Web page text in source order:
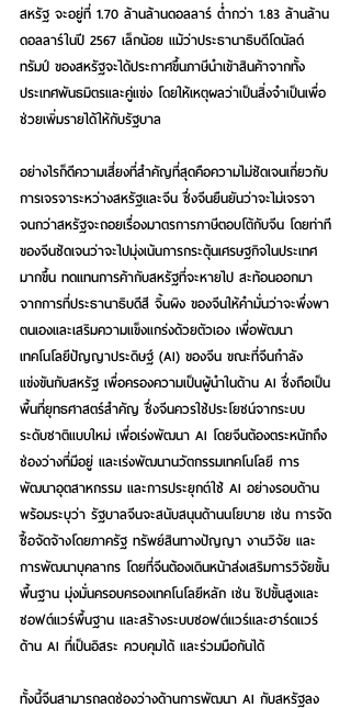
สหรัฐ จะอยู่ที่ 1.70 ล้านล้านดอลลาร์ ต่ำกว่า 1.83 ล้านล้าน
ดอลลาร์ในปี 2567 เล็กน้อย แม้ว่าประธานาธิบดีโดนัลด์
ทรัมป์ ของสหรัฐจะได้ประกาศขึ้นภาษีนำเข้าสินค้าจากทั้ง
ประเทศพันธมิตรและคู่แข่ง โดยให้เหตุผลว่าเป็นสิ่งจำเป็นเพื่อ
ช่วยเพิ่มรายได้ให้กับรัฐบาล
อย่างไรก็ดีความเสี่ยงที่สำคัญที่สุดคือความไม่ชัดเจนเกี่ยวกับ
การเจรจาระหว่างสหรัฐและจีน ซึ่งจีนยืนยันว่าจะไม่เจรจา
จนกว่าสหรัฐจะถอยเรื่องมาตรการภาษีตอบโต้กับจีน โดยท่าที
ของจีนชัดเจนว่าจะไปมุ่งเน้นการกระตุ้นเศรษฐกิจในประเทศ
มากขึ้น ทดแทนการค้ากับสหรัฐที่จะหายไป สะท้อนออกมา
จากการที่ประธานาธิบดีสี จิ้นผิง ของจีนให้คำมั่นว่าจะพึ่งพา
ตนเองและเสริมความแข็งแกร่งด้วยตัวเอง เพื่อพัฒนา
เทคโนโลยีปัญญาประดิษฐ์ (AI) ของจีน ขณะที่จีนกำลัง
แข่งขันกับสหรัฐ เพื่อครองความเป็นผู้นำในด้าน AI ซึ่งถือเป็น
พื้นที่ยุทธศาสตร์สำคัญ ซึ่งจีนควรใช้ประโยชน์จากระบบ
ระดับชาติแบบใหม่ เพื่อเร่งพัฒนา AI โดยจีนต้องตระหนักถึง
ช่องว่างที่มีอยู่ และเร่งพัฒนานวัตกรรมเทคโนโลยี การ
พัฒนาอุตสาหกรรม และการประยุกต์ใช้ AI อย่างรอบด้าน
พร้อมระบุว่า รัฐบาลจีนจะสนับสนุนด้านนโยบาย เช่น การจัด
ซื้อจัดจ้างโดยภาครัฐ ทรัพย์สินทางปัญญา งานวิจัย และ
การพัฒนาบุคลากร โดยที่จีนต้องเดินหน้าส่งเสริมการวิจัยขั้น
พื้นฐาน มุ่งมั่นครอบครองเทคโนโลยีหลัก เช่น ชิปขั้นสูงและ
ซอฟต์แวร์พื้นฐาน และสร้างระบบซอฟต์แวร์และฮาร์ดแวร์
ด้าน AI ที่เป็นอิสระ ควบคุมได้ และร่วมมือกันได้
ทั้งนี้จีนสามารถลดช่องว่างด้านการพัฒนา AI กับสหรัฐลง